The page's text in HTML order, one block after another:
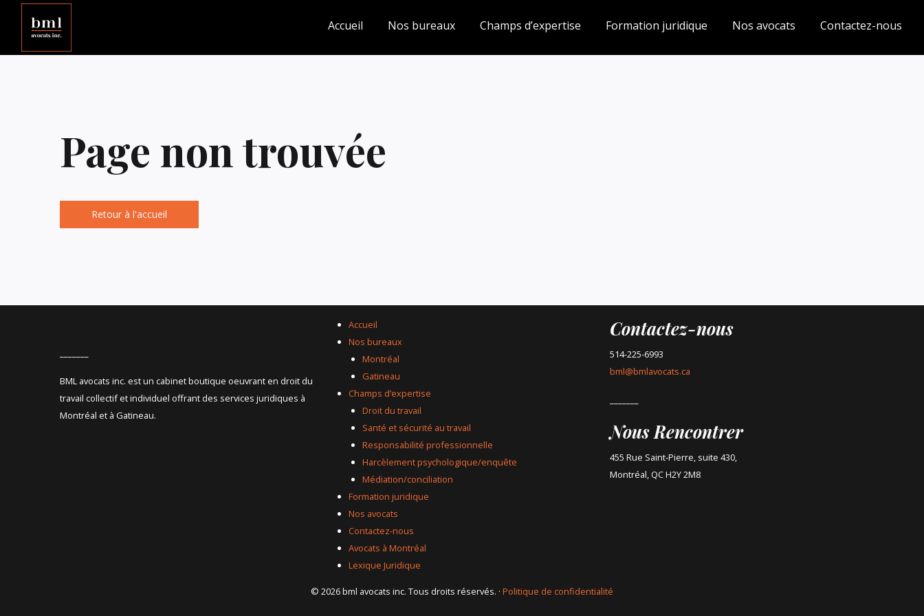
Accueil Nos bureaux Champs d’expertise Formation juridique Nos avocats Contactez-nous
Page non trouvée
Retour à l'accueil
BML avocats inc. est un cabinet boutique oeuvrant en droit du
travail collectif et individuel offrant des services juridiques à
Montréal et à Gatineau.
Accueil
Nos bureaux
Montréal
Gatineau
Champs d’expertise
Droit du travail
Santé et sécurité au travail
Responsabilité professionnelle
Harcèlement psychologique/enquête
Médiation/conciliation
Formation juridique
Nos avocats
Contactez-nous
Avocats à Montréal
Lexique Juridique
Contactez-nous
514-225-6993
bml@bmlavocats.ca
Nous Rencontrer
455 Rue Saint-Pierre, suite 430,
Montréal, QC H2Y 2M8
© 2026 bml avocats inc. Tous droits réservés. · Politique de confidentialité